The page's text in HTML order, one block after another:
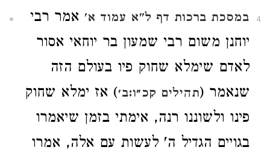
4 במסכת ברכות דף ל"א עמוד א' אמר רבי
יוחנן משום רבי שמעון בר יוחאי אסור
לאדם שימלא שחוק פיו בעולם הזה
שנאמר (תהילים קכ״ו:ב׳) אז ימלא שחוק
פינו ולשוננו רנה, אימתי בזמן שיאמרו
בגויים הגדיל ה' לעשות עם אלה, אמרו